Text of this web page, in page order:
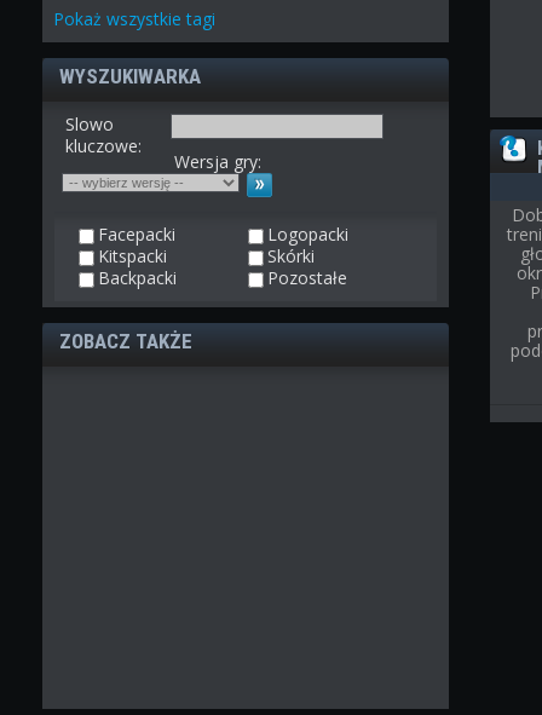
Pokażwszystkie tagi
WYSZUKIWARKA
Slowo
kluczowe:
Wersja gry:
Facepacki
Logopacki
Kitspacki
Skórki
Backpacki
Pozostałe
ZOBACZ TAKŻE